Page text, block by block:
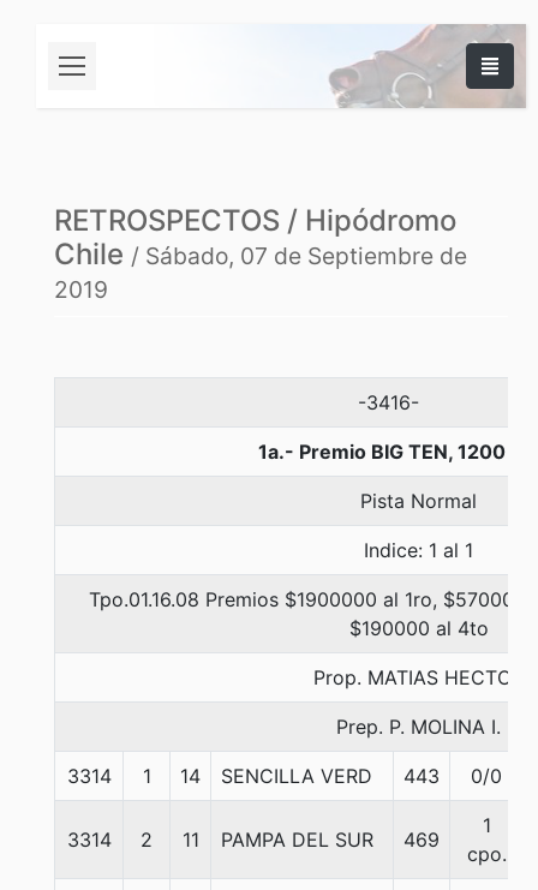
RETROSPECTOS / Hipódromo
Chile / Sábado, 07 de Septiembre de
2019
-3416-
1a.- Premio BIG TEN, 1200
Pista Normal
Indice: 1 al 1
Tpo.01.16.08 Premios $1900000 al 1ro,
$190000 al 4to
Prop. MATIAS HECTOR
Prep. P. MOLINA I.
3314 1 14 SENCILLA VERD 443 0/0
3314 2 11 PAMPA DEL SUR 469
1
cpo.